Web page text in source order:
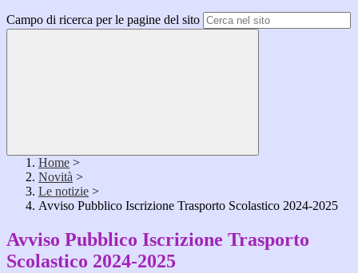
Campo di ricerca per le pagine del sito
Home >
Novità >
Le notizie >
Avviso Pubblico Iscrizione Trasporto Scolastico 2024-2025
Avviso Pubblico Iscrizione Trasporto
Scolastico 2024-2025